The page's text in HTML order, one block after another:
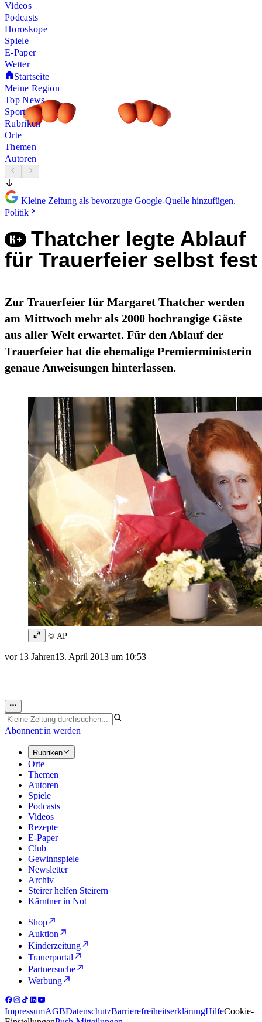
Videos
Podcasts
Horoskope
Spiele
E-Paper
Wetter
Startseite
Meine Region
Top News
Sport
Rubriken
Orte
Themen
Autoren
Kleine Zeitung als bevorzugte Google-Quelle hinzufügen.
Politik
Thatcher legte Ablauf
für Trauerfeier selbst fest
Zur Trauerfeier für Margaret Thatcher werden
am Mittwoch mehr als 2000 hochrangige Gäste
aus aller Welt erwartet. Für den Ablauf der
Trauerfeier hat die ehemalige Premierministerin
genaue Anweisungen hinterlassen.
© AP
vor 13 Jahren13. April 2013 um 10:53
Abonnent:in werden
Rubriken
Orte
Themen
Autoren
Spiele
Podcasts
Videos
Rezepte
E-Paper
Club
Gewinnspiele
Newsletter
Archiv
Steirer helfen Steirern
Kärntner in Not
Shop
Auktion
Kinderzeitung
Trauerportal
Partnersuche
Werbung
ImpressumAGBDatenschutzBarrierefreiheitserklärungHilfeCookie-